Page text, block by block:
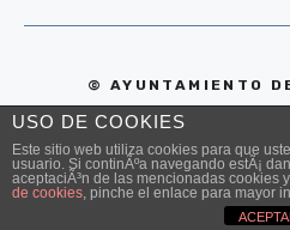
© AYUNTAMIENTO
POLÍTICA DE
USO DE COOKIES
Este sitio web utiliza cookies para que
usuario. Si continÃºa navegando estÃ¡
aceptaciÃ³n de las mencionadas cookies
de cookies, pinche el enlace para mayor